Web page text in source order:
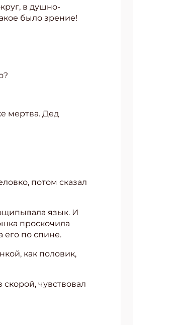
в душно-
было зрение!
мертва. Дед
потом сказал
язык. И
проскочила
его по спине.
как половик,
чувствовал